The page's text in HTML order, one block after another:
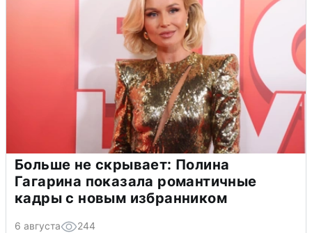
Больше не скрывает: Полина
Гагарина показала романтичные
кадры с новым избранником
6 августа 244